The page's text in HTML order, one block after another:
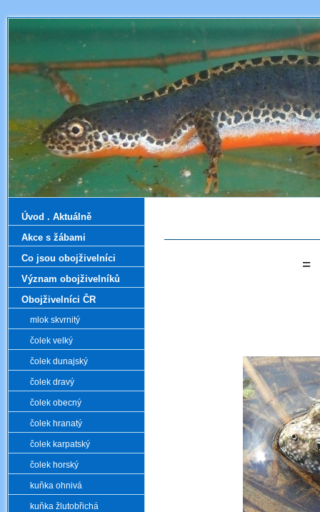
=
Úvod . Aktuálně
Akce s žábami
Co jsou obojživelníci
Význam obojživelníků
Obojživelníci ČR
mlok skvrnitý
čolek velký
čolek dunajský
čolek dravý
čolek obecný
čolek hranatý
čolek karpatský
čolek horský
kuňka ohnivá
kuňka žlutobřichá